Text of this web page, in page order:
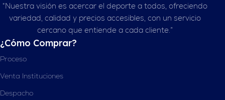
“Nuestra visión es acercar el deporte a todos, ofreciendo
variedad, calidad y precios accesibles, con un servicio
cercano que entiende a cada cliente.”
¿Cómo Comprar?
Proceso
Venta Instituciones
Despacho